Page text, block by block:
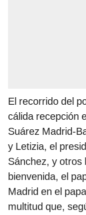
El recorrido del
cálida recepción
Suárez Madrid-
y Letizia, el
Sánchez, y
bienvenida, el
Madrid en el
multitud que,